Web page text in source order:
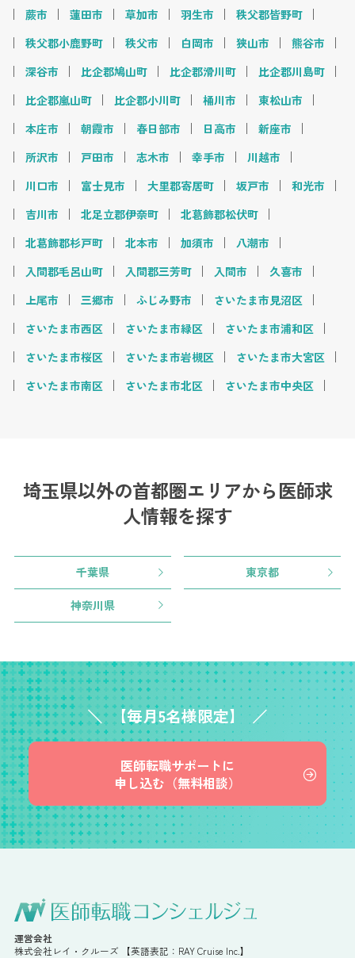
蕨市
蓮田市 草加市 羽生市
秩父郡皆野町
秩父郡小鹿野町
秩父市 白岡市 狭山市
熊谷市
深谷市
比企郡鳩山町 比企郡滑川町
比企郡川島町
比企郡嵐山町
比企郡小川町 桶川市
東松山市
本庄市
朝霞市 春日部市 日高市
新座市
所沢市
戸田市 志木市 幸手市
川越市
川口市
富士見市 大里郡寄居町 坂戸市
和光市
吉川市
北足立郡伊奈町
北葛飾郡松伏町
北葛飾郡杉戸町
北本市 加須市
八潮市
入間郡毛呂山町
入間郡三芳町 入間市
久喜市
上尾市
三郷市 ふじみ野市
さいたま市見沼区
さいたま市西区
さいたま市緑区
さいたま市浦和区
さいたま市桜区
さいたま市岩槻区
さいたま市大宮区
さいたま市南区
さいたま市北区 さいたま市中央区
埼玉県以外の首都圏エリアから医師求
人情報を探す
千葉県 東京都
神奈川県
【毎月5名様限定】
医師転職サポートに
申し込む（無料相談）
運営会社
株式会社レイ・クルーズ 【英語表記：RAY Cruise Inc.】